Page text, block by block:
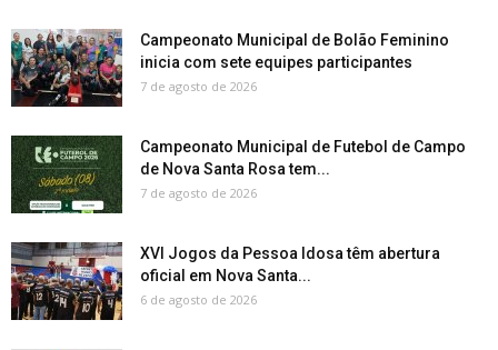
Campeonato Municipal de Bolão Feminino
inicia com sete equipes participantes
7 de agosto de 2026
Campeonato Municipal de Futebol de Campo
de Nova Santa Rosa tem...
7 de agosto de 2026
XVI Jogos da Pessoa Idosa têm abertura
oficial em Nova Santa...
6 de agosto de 2026